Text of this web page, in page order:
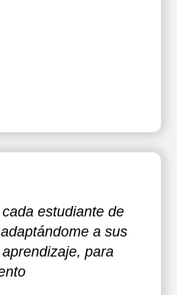
estudiante de
a sus
para